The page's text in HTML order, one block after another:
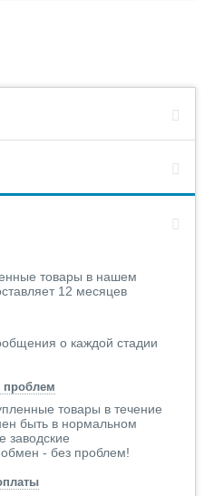
товары в нашем
12 месяцев
о каждой стадии
проблем
товары в течение
быть в нормальном
заводские
обмен - без проблем!